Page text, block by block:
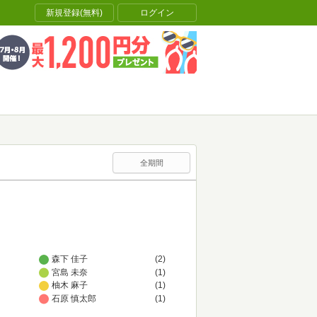
新規登録(無料) ログイン
全期間
森下 佳子
(2)
宮島 未奈
(1)
柚木 麻子
(1)
石原 慎太郎
(1)